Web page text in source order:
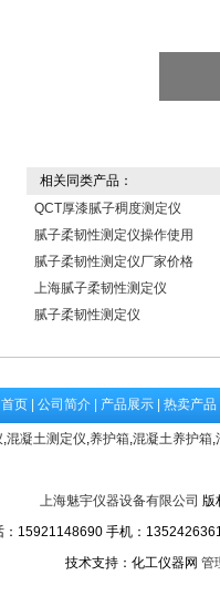
相关同类产品：
QCT厚漆腻子稠度测定仪
腻子柔韧性测定仪操作使用
腻子柔韧性测定仪厂家价格
上海腻子柔韧性测定仪
腻子柔韧性测定仪
首页 公司简介 产品展示 热卖产品
,混凝土测定仪,养护箱,混凝土养护箱,
上海魅宇仪器设备有限公司 版
：15921148690 手机：
技术支持：化工仪器网 管